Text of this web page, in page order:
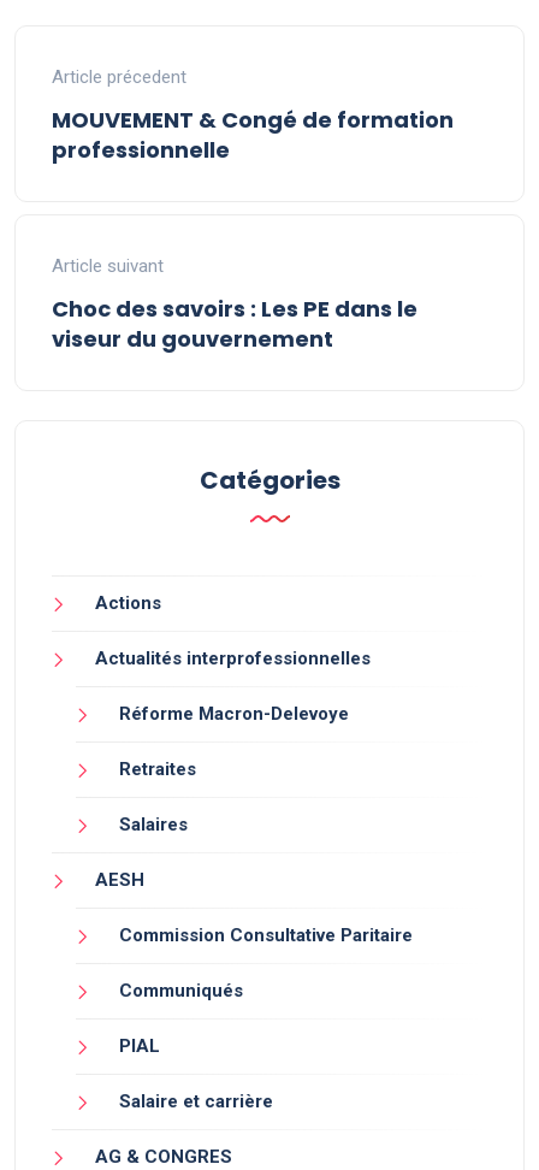
Article précedent
MOUVEMENT & Congé de formation
professionnelle
Article suivant
Choc des savoirs : Les PE dans le
viseur du gouvernement
Catégories
Actions
Actualités interprofessionnelles
Réforme Macron-Delevoye
Retraites
Salaires
AESH
Commission Consultative Paritaire
Communiqués
PIAL
Salaire et carrière
AG & CONGRES